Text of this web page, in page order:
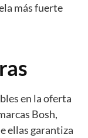
más fuerte
en la oferta
Bosh,
ellas garantiza